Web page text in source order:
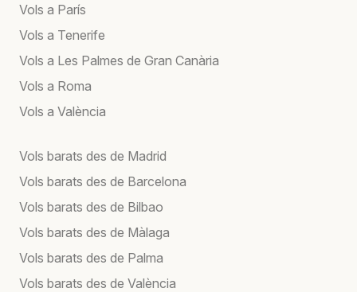
Vols a París
Vols a Tenerife
Vols a Les Palmes de Gran Canària
Vols a Roma
Vols a València
Vols barats des de Madrid
Vols barats des de Barcelona
Vols barats des de Bilbao
Vols barats des de Màlaga
Vols barats des de Palma
Vols barats des de València